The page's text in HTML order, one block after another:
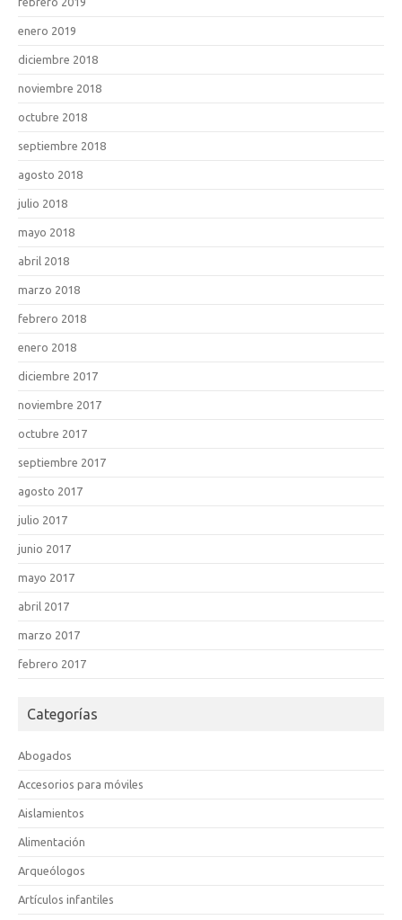
enero 2019
diciembre 2018
noviembre 2018
octubre 2018
septiembre 2018
agosto 2018
julio 2018
mayo 2018
abril 2018
marzo 2018
febrero 2018
enero 2018
diciembre 2017
noviembre 2017
octubre 2017
septiembre 2017
agosto 2017
julio 2017
junio 2017
mayo 2017
abril 2017
marzo 2017
febrero 2017
Categorías
Abogados
Accesorios para móviles
Aislamientos
Alimentación
Arqueólogos
Artículos infantiles